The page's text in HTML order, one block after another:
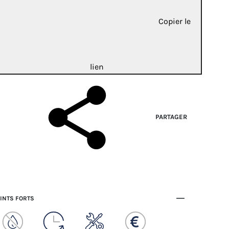
Copier le
lien
PARTAGER
FORTS